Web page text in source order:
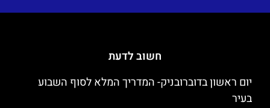
חשוב לדעת
יום ראשון בדוברובניק- המדריך המלא לסוף השבוע
בעיר